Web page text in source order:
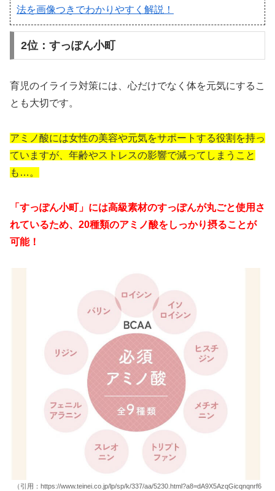
法を画像つきでわかりやすく解説！
2位：すっぽん小町
育児のイライラ対策には、心だけでなく体を元気にするこ
とも大切です。
アミノ酸には女性の美容や元気をサポートする役割を持っ
ていますが、年齢やストレスの影響で減ってしまうこと
も…。
「すっぽん小町」には高級素材のすっぽんが丸ごと使用さ
れているため、20種類のアミノ酸をしっかり摂ることが
可能！
（引用：https://www.teinei.co.jp/lp/sp/k/337/aa/5230.html?a8=dA9X5AzqGicqnqnrf6